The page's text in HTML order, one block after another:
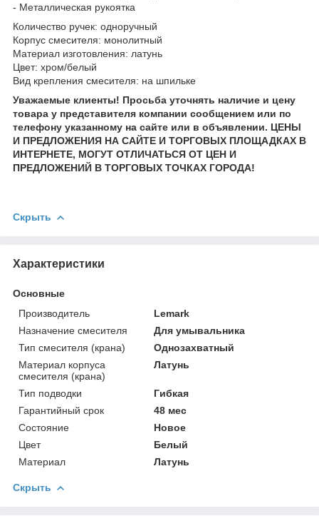
- Металлическая рукоятка
Количество ручек: одноручный
Корпус смесителя: монолитный
Материал изготовления: латунь
Цвет: хром/белый
Вид крепления смесителя: на шпильке
Уважаемые клиенты! Просьба уточнять наличие и цену
товара у представителя компании сообщением или по
телефону указанному на сайте или в объявлении. ЦЕНЫ
И ПРЕДЛОЖЕНИЯ НА САЙТЕ И ТОРГОВЫХ ПЛОЩАДКАХ В
ИНТЕРНЕТЕ, МОГУТ ОТЛИЧАТЬСЯ ОТ ЦЕН И
ПРЕДЛОЖЕНИЙ В ТОРГОВЫХ ТОЧКАХ ГОРОДА!
Скрыть
Характеристики
Основные
Производитель
Lemark
Назначение смесителя
Для умывальника
Тип смесителя (крана)
Однозахватный
Материал корпуса
смесителя (крана)
Латунь
Тип подводки
Гибкая
Гарантийный срок
48 мес
Состояние
Новое
Цвет
Белый
Материал
Латунь
Скрыть